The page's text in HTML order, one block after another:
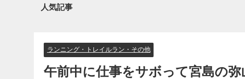
人気記事
ランニング・トレイルラン・その他
午前中に仕事をサボって宮島の